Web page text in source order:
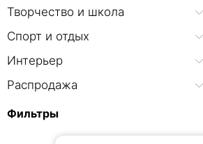
Творчество и школа
Спорт и отдых
Интерьер
Распродажа
Фильтры